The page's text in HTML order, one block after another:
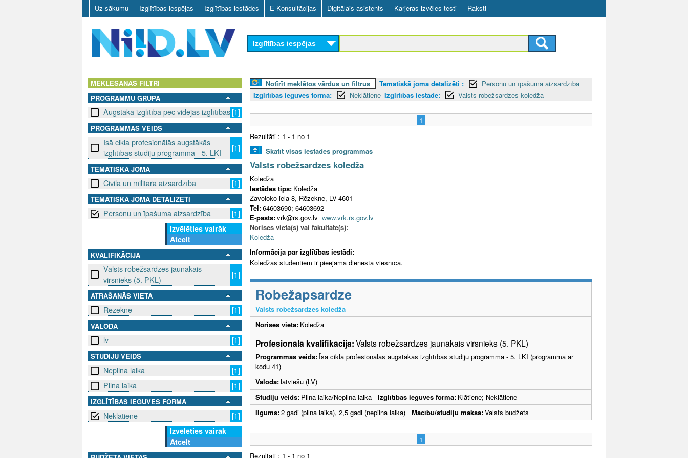
Skip
to
main
content
Uz sākumu Izglītības iespējas Izglītības iestādes E-Konsultācijas Digitālais asistents Karjeras izvēles testi Raksti
D
L
V
Izglītības iespējas
MEKLĒŠANAS FILTRI
PROGRAMMU GRUPA
Augstākā izglītība pēc vidējās izglītības [1]
PROGRAMMAS VEIDS
Īsā cikla profesionālās augstākās
izglītības studiju programma - 5. LKI
[1]
TEMATISKĀ JOMA
Civilā un militārā aizsardzība [1]
TEMATISKĀ JOMA DETALIZĒTI
Personu un īpašuma aizsardzība
[1]
Izvēlēties vairāk
Atcelt
KVALIFIKĀCIJA
Valsts robežsardzes jaunākais
virsnieks (5. PKL)
[1]
ATRAŠANĀS VIETA
Rēzekne [1]
VALODA
lv [1]
STUDIJU VEIDS
Nepilna laika
[1]
Pilna laika
[1]
IZGLĪTĪBAS IEGUVES FORMA
Neklātiene
[1]
Izvēlēties vairāk
Atcelt
Notīrīt meklētos vārdus un filtrus Tematiskā joma detalizēti :
Personu un īpašuma aizsardzība
Izglītības ieguves forma:
Neklātiene Izglītības iestāde: Valsts robežsardzes koledža
1
Rezultāti : 1 - 1 no 1
Skatīt visas iestādes programmas
Valsts robežsardzes koledža
Koledža
Iestādes tips: Koledža
Zavoloko iela 8, Rēzekne, LV-4601
Tel:64603690; 64603692
E-pasts:vrk@rs.gov.lv www.vrk.rs.gov.lv
Norises vieta(s) vai fakultāte(s):
Koledža
Informācija par izglītības iestādi:
Koledžas studentiem ir pieejama dienesta viesnīca.
Robežapsardze
Valsts robežsardzes koledža
Norises vieta: Koledža
Profesionālā kvalifikācija:Valsts robežsardzes jaunākais virsnieks (5. PKL)
Programmas veids:Īsā cikla profesionālās augstākās izglītības studiju programma - 5. LKI (programma ar
kodu 41)
Valoda:latviešu (LV)
Studiju veids: Pilna laika/Nepilna laika Izglītības ieguves forma: Klātiene; Neklātiene
Ilgums:2 gadi (pilna laika), 2,5 gadi (nepilna laika) Mācību/studiju maksa:Valsts budžets
1
Rezultāti : 1 - 1 no 1